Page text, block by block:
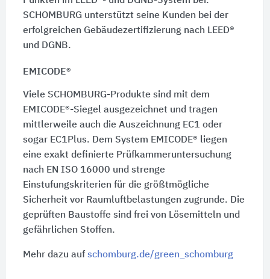
SCHOMBURG unterstützt seine Kunden bei der
erfolgreichen Gebäudezertifizierung nach LEED®
und DGNB.
EMICODE®
Viele SCHOMBURG-Produkte sind mit dem
EMICODE®-Siegel ausgezeichnet und tragen
mittlerweile auch die Auszeichnung EC1 oder
sogar EC1Plus. Dem System EMICODE® liegen
eine exakt definierte Prüfkammeruntersuchung
nach EN ISO 16000 und strenge
Einstufungskriterien für die größtmögliche
Sicherheit vor Raumluftbelastungen zugrunde. Die
geprüften Baustoffe sind frei von Lösemitteln und
gefährlichen Stoffen.
Mehr dazu aufschomburg.de/green_schomburg